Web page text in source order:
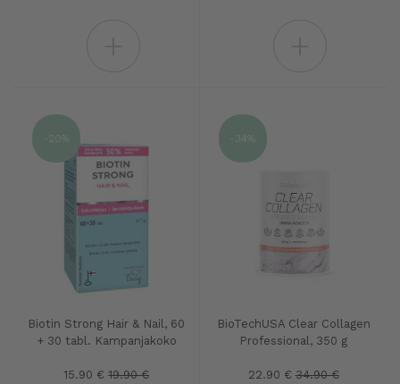
Biotin Strong Hair & Nail, 60
+ 30 tabl. Kampanjakoko
15.90 € 19.90 €
-20%
BioTechUSA Clear Collagen
Professional, 350 g
22.90 € 34.90 €
-34%